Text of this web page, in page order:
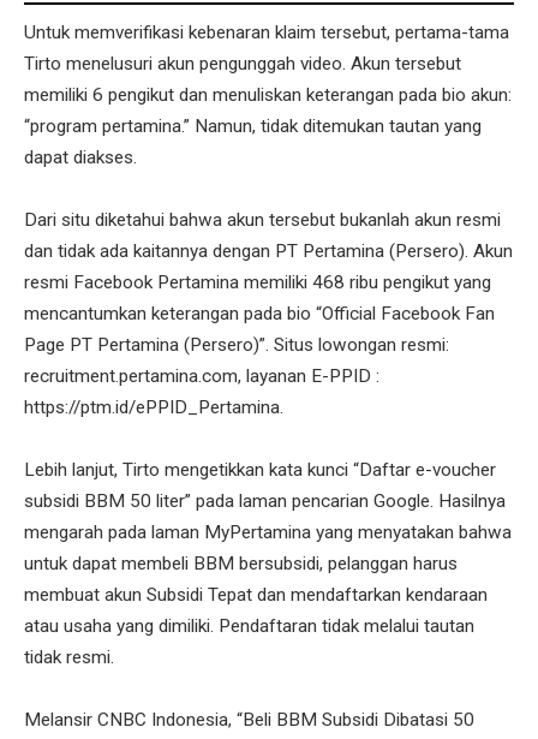
Untuk memverifikasi kebenaran klaim tersebut, pertama-tama
Tirto menelusuri akun pengunggah video. Akun tersebut
memiliki 6 pengikut dan menuliskan keterangan pada bio akun:
“program pertamina.” Namun, tidak ditemukan tautan yang
dapat diakses.
Dari situ diketahui bahwa akun tersebut bukanlah akun resmi
dan tidak ada kaitannya dengan PT Pertamina (Persero). Akun
resmi Facebook Pertamina memiliki 468 ribu pengikut yang
mencantumkan keterangan pada bio “Official Facebook Fan
Page PT Pertamina (Persero)”. Situs lowongan resmi:
recruitment.pertamina.com, layanan E-PPID :
https://ptm.id/ePPID_Pertamina.
Lebih lanjut, Tirto mengetikkan kata kunci “Daftar e-voucher
subsidi BBM 50 liter” pada laman pencarian Google. Hasilnya
mengarah pada laman MyPertamina yang menyatakan bahwa
untuk dapat membeli BBM bersubsidi, pelanggan harus
membuat akun Subsidi Tepat dan mendaftarkan kendaraan
atau usaha yang dimiliki. Pendaftaran tidak melalui tautan
tidak resmi.
Melansir CNBC Indonesia, “Beli BBM Subsidi Dibatasi 50